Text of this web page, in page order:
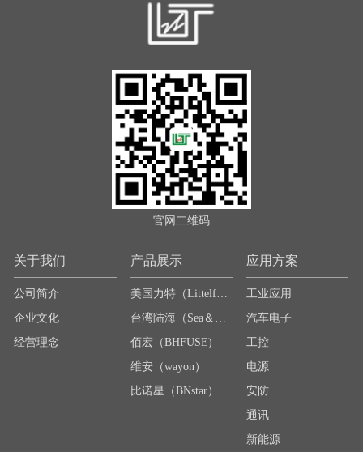
官网二维码
关于我们
公司简介
企业文化
经营理念
产品展示
美国力特（Littelfuse）
佰宏（BHFUSE)
维安（wayon）
比诺星（BNstar）
应用方案
工业应用
汽车电子
工控
电源
安防
通讯
新能源